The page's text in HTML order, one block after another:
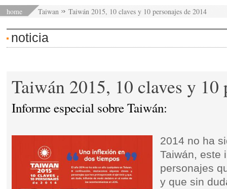
home Taiwan Taiwán 2015, 10 claves y 10 personajes de 2014
noticia
Taiwán 2015, 10 claves y 10
Informe especial sobre Taiwán:
2014 no ha
Taiwán, este
personajes
y que sin